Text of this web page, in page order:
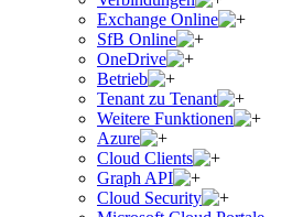
Exchange Online
SfB Online
OneDrive
Betrieb
Tenant zu Tenant
Weitere Funktionen
Azure
Cloud Clients
Graph API
Cloud Security